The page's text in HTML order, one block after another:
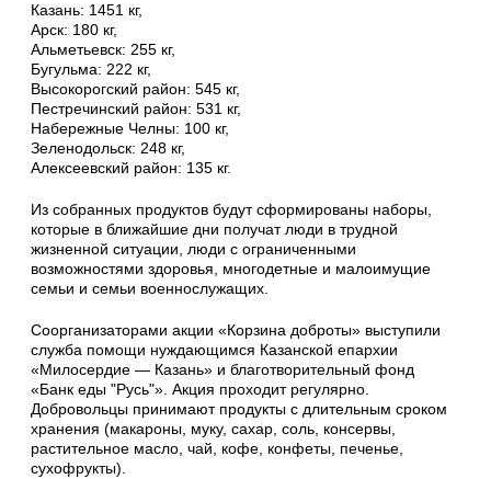
Казань: 1451 кг,
Арск: 180 кг,
Альметьевск: 255 кг,
Бугульма: 222 кг,
Высокорогский район: 545 кг,
Пестречинский район: 531 кг,
Набережные Челны: 100 кг,
Зеленодольск: 248 кг,
Алексеевский район: 135 кг.
Из собранных продуктов будут сформированы наборы,
которые в ближайшие дни получат люди в трудной
жизненной ситуации, люди с ограниченными
возможностями здоровья, многодетные и малоимущие
семьи и семьи военнослужащих.
Соорганизаторами акции «Корзина доброты» выступили
служба помощи нуждающимся Казанской епархии
«Милосердие — Казань» и благотворительный фонд
«Банк еды "Русь"». Акция проходит регулярно.
Добровольцы принимают продукты с длительным сроком
хранения (макароны, муку, сахар, соль, консервы,
растительное масло, чай, кофе, конфеты, печенье,
сухофрукты).